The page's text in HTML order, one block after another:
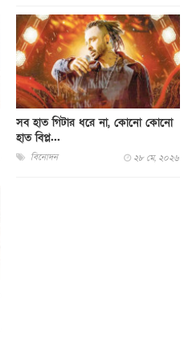
সব হাত গিটার ধরে না, কোনো কোনো
হাত বিপ্ল...
বিনোদন ২৮ মে, ২০২৬